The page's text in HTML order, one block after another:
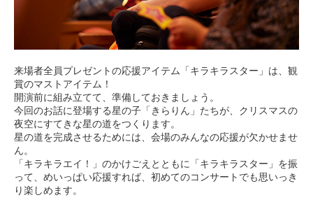
来場者全員プレゼントの応援アイテム「キラキラスター」は、観
賞のマストアイテム！
開演前に組み立てて、準備しておきましょう。
今回のお話に登場する星の子「きらりん」たちが、クリスマスの
夜空にすてきな星の道をつくります。
星の道を完成させるためには、会場のみんなの応援が欠かせませ
ん。
「キラキラエイ！」のかけごえとともに「キラキラスター」を振
って、めいっぱい応援すれば、初めてのコンサートでも思いっき
り楽しめます。